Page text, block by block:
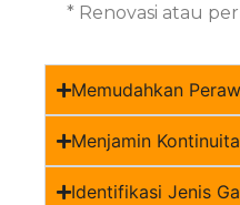
* Renovasi atau
Memudahkan
Menjamin
Identifikasi Jenis